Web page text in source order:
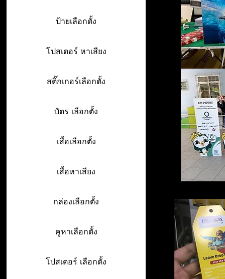
ป้ายเลือกตั้ง
โปสเตอร์ หาเสียง
สติ๊กเกอร์เลือกตั้ง
บัตร เลือกตั้ง
เสื้อเลือกตั้ง
เสื้อหาเสียง
กล่องเลือกตั้ง
คูหาเลือกตั้ง
โปสเตอร์ เลือกตั้ง